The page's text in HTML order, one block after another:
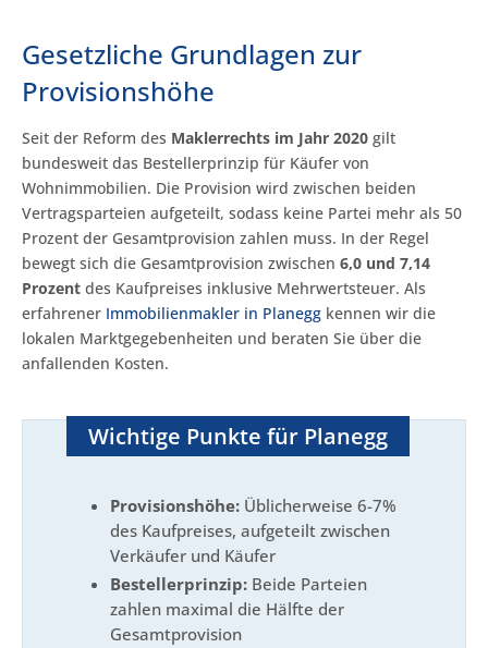
Gesetzliche Grundlagen zur
Provisionshöhe
Seit der Reform des Maklerrechts im Jahr 2020 gilt
bundesweit das Bestellerprinzip für Käufer von
Wohnimmobilien. Die Provision wird zwischen beiden
Vertragsparteien aufgeteilt, sodass keine Partei mehr als 50
Prozent der Gesamtprovision zahlen muss. In der Regel
bewegt sich die Gesamtprovision zwischen 6,0 und 7,14
Prozent des Kaufpreises inklusive Mehrwertsteuer. Als
erfahrener Immobilienmakler in Planegg kennen wir die
lokalen Marktgegebenheiten und beraten Sie über die
anfallenden Kosten.
Wichtige Punkte für Planegg
Provisionshöhe: Üblicherweise 6-7%
des Kaufpreises, aufgeteilt zwischen
Verkäufer und Käufer
Bestellerprinzip: Beide Parteien
zahlen maximal die Hälfte der
Gesamtprovision